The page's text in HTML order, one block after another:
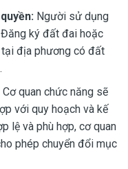
Người sử dụng
ký đất đai hoặc
địa phương có đất
Cơ quan chức năng sẽ
với quy hoạch và kế
lệ và phù hợp, cơ quan
phép chuyển đổi mục